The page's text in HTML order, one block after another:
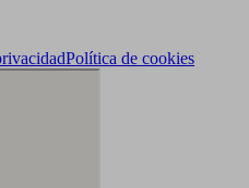
Política de cookies